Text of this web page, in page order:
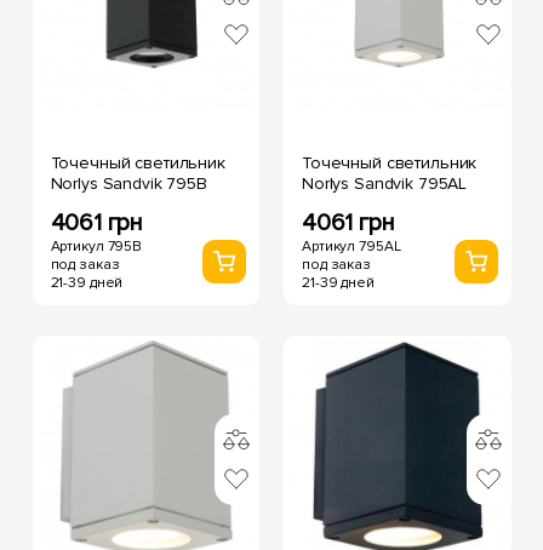
Точечный светильник
Norlys Sandvik 795B
4061 грн
Артикул 795B
под заказ
21-39 дней
Точечный светильник
Norlys Sandvik 795AL
4061 грн
Артикул 795AL
под заказ
21-39 дней